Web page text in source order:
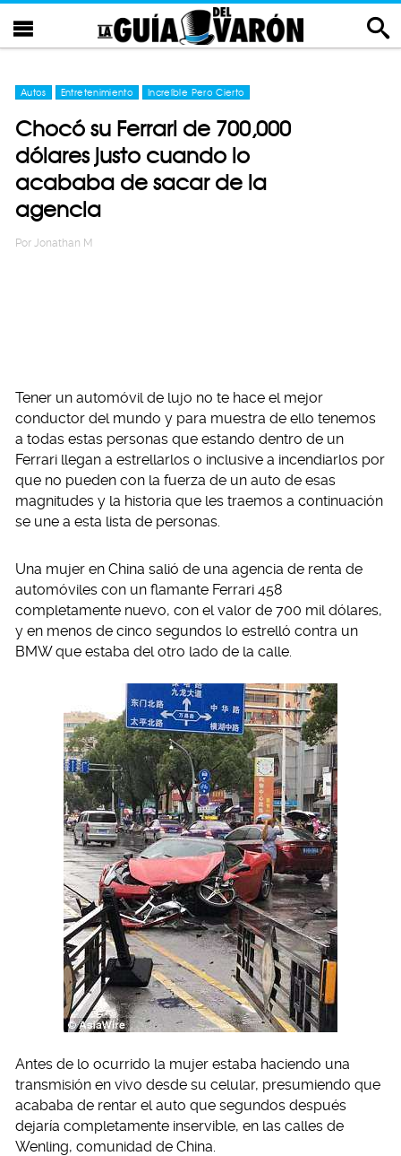
Autos Entretenimiento Increíble Pero Cierto
Chocó su Ferrari de 700,000
dólares justo cuando lo
acababa de sacar de la
agencia
Por Jonathan M
Tener un automóvil de lujo no te hace el mejor
conductor del mundo y para muestra de ello tenemos
a todas estas personas que estando dentro de un
Ferrari llegan a estrellarlos o inclusive a incendiarlos por
que no pueden con la fuerza de un auto de esas
magnitudes y la historia que les traemos a continuación
se une a esta lista de personas.
Una mujer en China salió de una agencia de renta de
automóviles con un flamante Ferrari 458
completamente nuevo, con el valor de 700 mil dólares,
y en menos de cinco segundos lo estrelló contra un
BMW que estaba del otro lado de la calle.
Antes de lo ocurrido la mujer estaba haciendo una
transmisión en vivo desde su celular, presumiendo que
acababa de rentar el auto que segundos después
dejaría completamente inservible, en las calles de
Wenling, comunidad de China.